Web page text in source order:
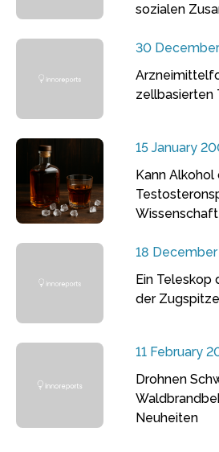
sozialen
30
zellbasierten
15 January
Kann Alkohol
Wissenschaft
18
Ein Teleskop
der Zugspitze
11 February
Drohnen
Neuheiten